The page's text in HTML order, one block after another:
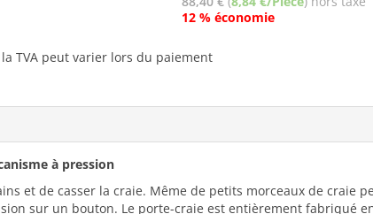
12 % économie
TVA peut varier lors du paiement
à pression
et de casser la craie. Même de petits morceaux de craie
sur un bouton. Le porte-craie est entièrement fabriqué